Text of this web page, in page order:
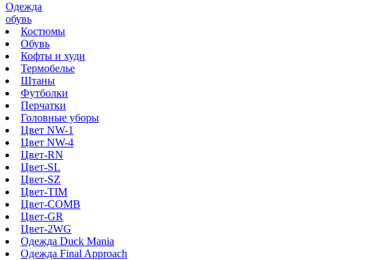
Одежда
обувь
Костюмы
Обувь
Кофты и худи
Термобелье
Штаны
Футболки
Перчатки
Головные уборы
Цвет NW-1
Цвет NW-4
Цвет-RN
Цвет-SL
Цвет-SZ
Цвет-TIM
Цвет-COMB
Цвет-GR
Цвет-2WG
Одежда Duck Mania
Одежда Final Approach